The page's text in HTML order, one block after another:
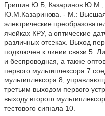
Гришин Ю.Б, Казаринов Ю.М.,
Ю.М.Казаринова. - М.:
электрические
ячейках КРУ, а оптические
различных отсеках. Выход
подключен к линии связи 5.
и беспроводная, а также
первого мультиплексора 7
мультиплексора 8,
третьим выходом первого
выходу второго
тестового сигнала 10.